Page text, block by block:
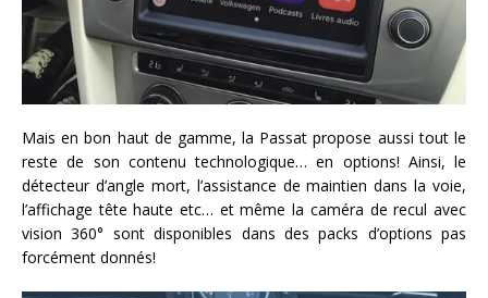
Mais en bon haut de gamme, la Passat propose aussi tout le
reste de son contenu technologique… en options! Ainsi, le
détecteur d’angle mort, l’assistance de maintien dans la voie,
l’affichage tête haute etc… et même la caméra de recul avec
vision 360° sont disponibles dans des packs d’options pas
forcément donnés!